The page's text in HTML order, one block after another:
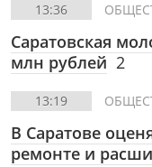
13:36
Саратовская
млн рублей 2
13:19
В Саратове
ремонте и